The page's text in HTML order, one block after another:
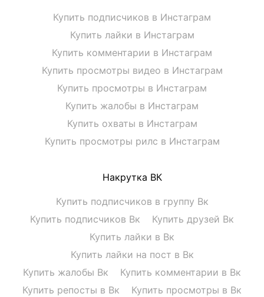
Купить подписчиков в Инстаграм
Купить лайки в Инстаграм
Купить комментарии в Инстаграм
Купить просмотры видео в Инстаграм
Купить просмотры в Инстаграм
Купить жалобы в Инстаграм
Купить охваты в Инстаграм
Купить просмотры рилс в Инстаграм
Накрутка ВК
Купить подписчиков в группу Вк
Купить подписчиков Вк
Купить друзей Вк
Купить лайки в Вк
Купить лайки на пост в Вк
Купить жалобы Вк
Купить комментарии в Вк
Купить репосты в Вк
Купить просмотры в Вк